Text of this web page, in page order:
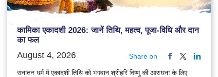
कामिका एकादशी 2026: जानें तिथि, महत्व, पूजा-विधि और दान
का फल
August 4, 2026 Share on
सनातन धर्म में एकादशी तिथि को भगवान श्रीहरि विष्णु की आराधना के लिए